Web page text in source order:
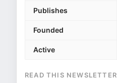
Publishes
Founded
Active
READ THIS NEWSLETTER